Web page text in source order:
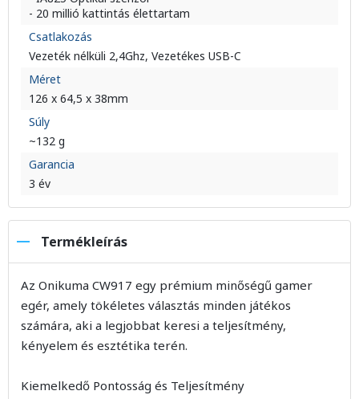
- 20 millió kattintás élettartam
Csatlakozás
Vezeték nélküli 2,4Ghz, Vezetékes USB-C
Méret
126 x 64,5 x 38mm
Súly
~132 g
Garancia
3 év
Termékleírás
Az Onikuma CW917 egy prémium minőségű gamer
egér, amely tökéletes választás minden játékos
számára, aki a legjobbat keresi a teljesítmény,
kényelem és esztétika terén.
Kiemelkedő Pontosság és Teljesítmény